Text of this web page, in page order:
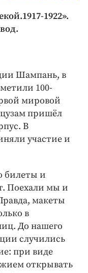
1922».
Шампань, в
100-
мировой
пришёл
В
участие и
билеты и
Поехали мы и
макеты
в
До нашего
случились
при виде
открывать